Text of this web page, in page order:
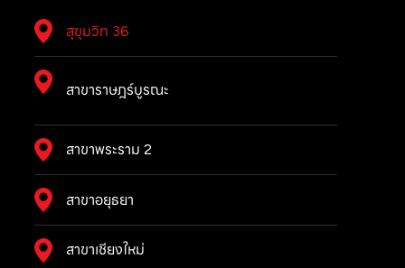
สุขุมวิท 36
สาขาราษฎร์บูรณะ
สาขาพระราม 2
สาขาอยุธยา
สาขาเชียงใหม่